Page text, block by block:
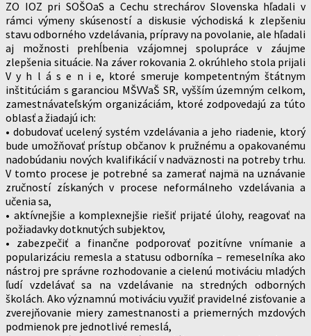
ZO IOZ pri SOŠOaS a Cechu strechárov Slovenska hľadali v
rámci výmeny skúseností a diskusie východiská k zlepšeniu
stavu odborného vzdelávania, prípravy na povolanie, ale hľadali
aj možnosti prehĺbenia vzájomnej spolupráce v záujme
zlepšenia situácie. Na záver rokovania 2. okrúhleho stola prijali
V y h l á s e n i e, ktoré smeruje kompetentným štátnym
inštitúciám s garanciou MŠVVaŠ SR, vyšším územným celkom,
zamestnávateľským organizáciám, ktoré zodpovedajú za túto
oblasť a žiadajú ich:
• dobudovať ucelený systém vzdelávania a jeho riadenie, ktorý
bude umožňovať prístup občanov k pružnému a opakovanému
nadobúdaniu nových kvalifikácií v nadväznosti na potreby trhu.
V tomto procese je potrebné sa zamerať najmä na uznávanie
zručností získaných v procese neformálneho vzdelávania a
učenia sa,
• aktívnejšie a komplexnejšie riešiť prijaté úlohy, reagovať na
požiadavky dotknutých subjektov,
• zabezpečiť a finančne podporovať pozitívne vnímanie a
popularizáciu remesla a statusu odborníka – remeselníka ako
nástroj pre správne rozhodovanie a cielenú motiváciu mladých
ľudí vzdelávať sa na vzdelávanie na stredných odborných
školách. Ako významnú motiváciu využiť pravidelné zisťovanie a
zverejňovanie miery zamestnanosti a priemerných mzdových
podmienok pre jednotlivé remeslá,